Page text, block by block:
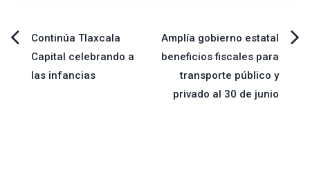
Navegación
de
Continúa Tlaxcala
Capital celebrando a
las infancias
Amplía gobierno estatal
beneficios fiscales para
transporte público y
privado al 30 de junio